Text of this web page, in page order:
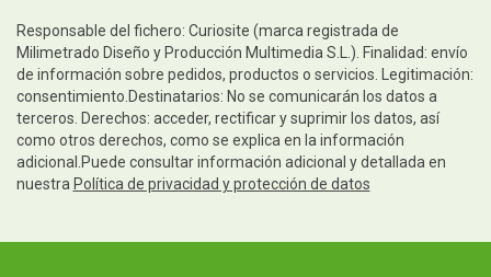
Responsable del fichero: Curiosite (marca registrada de
Milimetrado Diseño y Producción Multimedia S.L.). Finalidad: envío
de información sobre pedidos, productos o servicios. Legitimación:
consentimiento.Destinatarios: No se comunicarán los datos a
terceros. Derechos: acceder, rectificar y suprimir los datos, así
como otros derechos, como se explica en la información
adicional.Puede consultar información adicional y detallada en
nuestra Política de privacidad y protección de datos